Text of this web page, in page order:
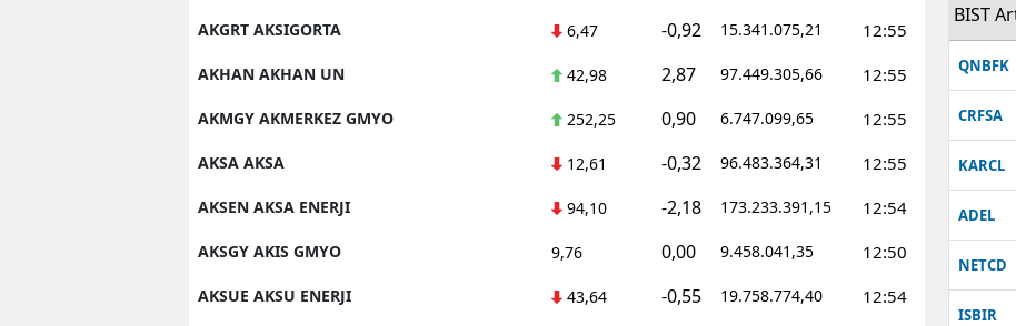
AKGRT AKSIGORTA 6,47 -0,92 15.341.075,21 12:55
AKHAN AKHAN UN 42,98 2,87 97.449.305,66 12:55
AKMGY AKMERKEZ GMYO 252,25 0,90 6.747.099,65 12:55
AKSA AKSA 12,61 -0,32 96.483.364,31 12:55
AKSEN AKSA ENERJI 94,10 -2,18 173.233.391,15 12:54
AKSGY AKIS GMYO 9,76 0,00 9.458.041,35 12:50
AKSUE AKSU ENERJI 43,64 -0,55 19.758.774,40 12:54
BIST
QNBFK
CRFSA
KARCL
ADEL
NETCD
ISBIR